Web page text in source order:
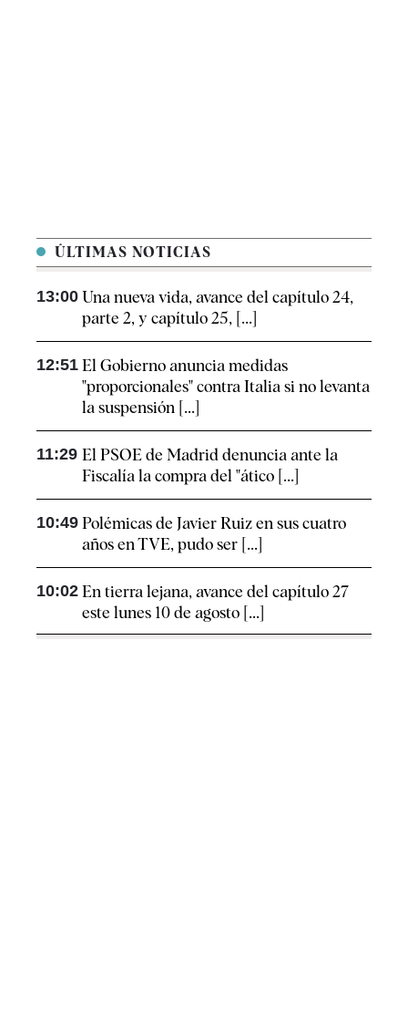
ÚLTIMAS NOTICIAS
13:00 Una nueva vida, avance del capítulo 24,
parte 2, y capítulo 25, [...]
12:51 El Gobierno anuncia medidas
"proporcionales" contra Italia si no levanta
la suspensión [...]
11:29 El PSOE de Madrid denuncia ante la
Fiscalía la compra del "ático [...]
10:49 Polémicas de Javier Ruiz en sus cuatro
años en TVE, pudo ser [...]
10:02 En tierra lejana, avance del capítulo 27
este lunes 10 de agosto [...]